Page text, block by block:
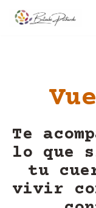
Te
lo que
tu
vivir